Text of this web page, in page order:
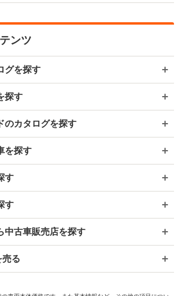
ンツ
グを探す
探す
のカタログを探す
を探す
す
す
中古車販売店を探す
売る